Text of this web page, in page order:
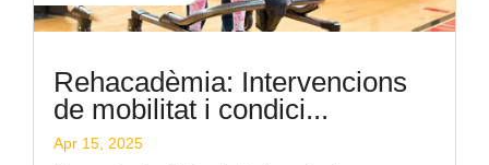
Rehacadèmia: Intervencions
de mobilitat i condici...
Apr 15, 2025